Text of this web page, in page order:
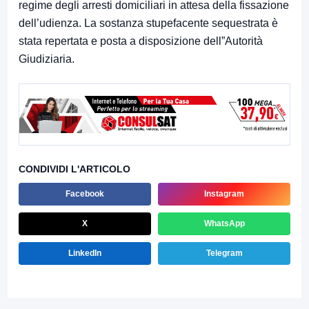
regime degli arresti domiciliari in attesa della fissazione
dell’udienza. La sostanza stupefacente sequestrata è
stata repertata e posta a disposizione dell”Autorità
Giudiziaria.
CONDIVIDI L'ARTICOLO
Facebook Instagram
X WhatsApp
LinkedIn Telegram